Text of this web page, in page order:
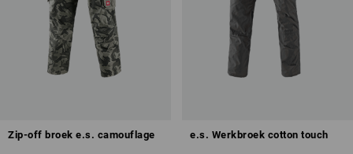
Zip-off broek e.s. camouflage e.s. Werkbroek cotton touch